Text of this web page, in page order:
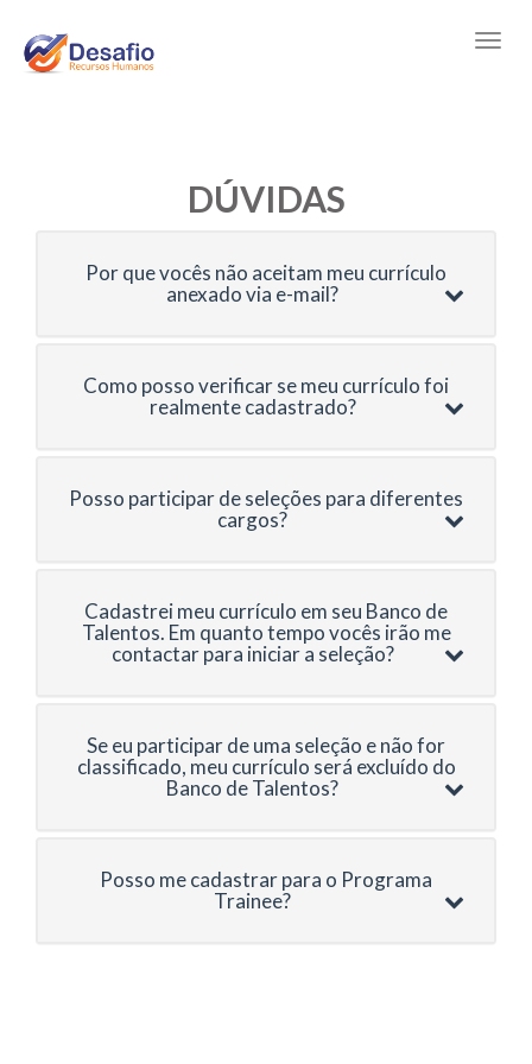
DÚVIDAS
Por que vocês não aceitam meu currículo
anexado via e-mail?
Como posso verificar se meu currículo foi
realmente cadastrado?
Posso participar de seleções para diferentes
cargos?
Cadastrei meu currículo em seu Banco de
Talentos. Em quanto tempo vocês irão me
contactar para iniciar a seleção?
Se eu participar de uma seleção e não for
classificado, meu currículo será excluído do
Banco de Talentos?
Posso me cadastrar para o Programa
Trainee?